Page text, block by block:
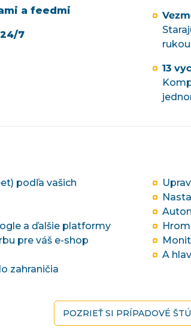
a feedmi
7
13
podľa vašich
a ďalšie platformy
pre váš e-shop
zahraničia
A
POZRIEŤ SI PRÍPADOVÉ